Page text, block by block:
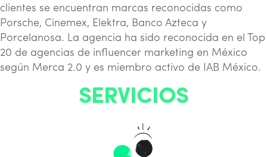
clientes se encuentran marcas reconocidas como
Porsche, Cinemex, Elektra, Banco Azteca y
Porcelanosa. La agencia ha sido reconocida en el Top
20 de agencias de influencer marketing en México
según Merca 2.0 y es miembro activo de IAB México.
SERVICIOS